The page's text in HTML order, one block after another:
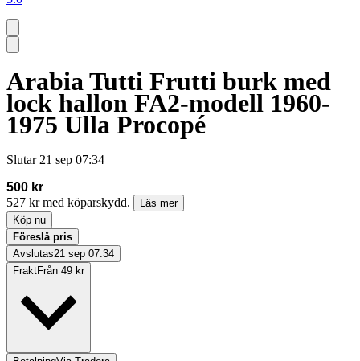
Arabia Tutti Frutti burk med
lock hallon FA2-modell 1960-
1975 Ulla Procopé
Slutar 21 sep 07:34
500 kr
527 kr med köparskydd.
Läs mer
Köp nu
Föreslå pris
Avslutas21 sep 07:34
FraktFrån 49 kr